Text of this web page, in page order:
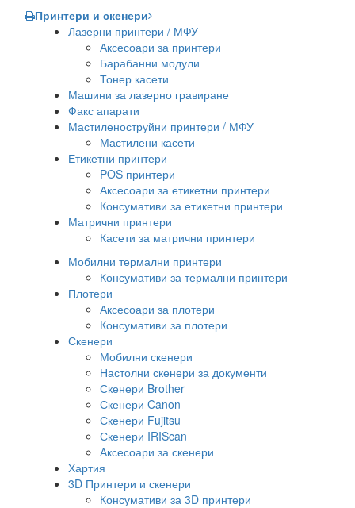
Принтери и скенери
Лазерни принтери / МФУ
Аксесоари за принтери
Барабанни модули
Тонер касети
Машини за лазерно гравиране
Факс апарати
Мастиленоструйни принтери / МФУ
Мастилени касети
Етикетни принтери
POS принтери
Аксесоари за етикетни принтери
Консумативи за етикетни принтери
Матрични принтери
Касети за матрични принтери
Мобилни термални принтери
Консумативи за термални принтери
Плотери
Аксесоари за плотери
Консумативи за плотери
Скенери
Мобилни скенери
Настолни скенери за документи
Скенери Brother
Скенери Canon
Скенери Fujitsu
Скенери IRIScan
Аксесоари за скенери
Хартия
3D Принтери и скенери
Консумативи за 3D принтери